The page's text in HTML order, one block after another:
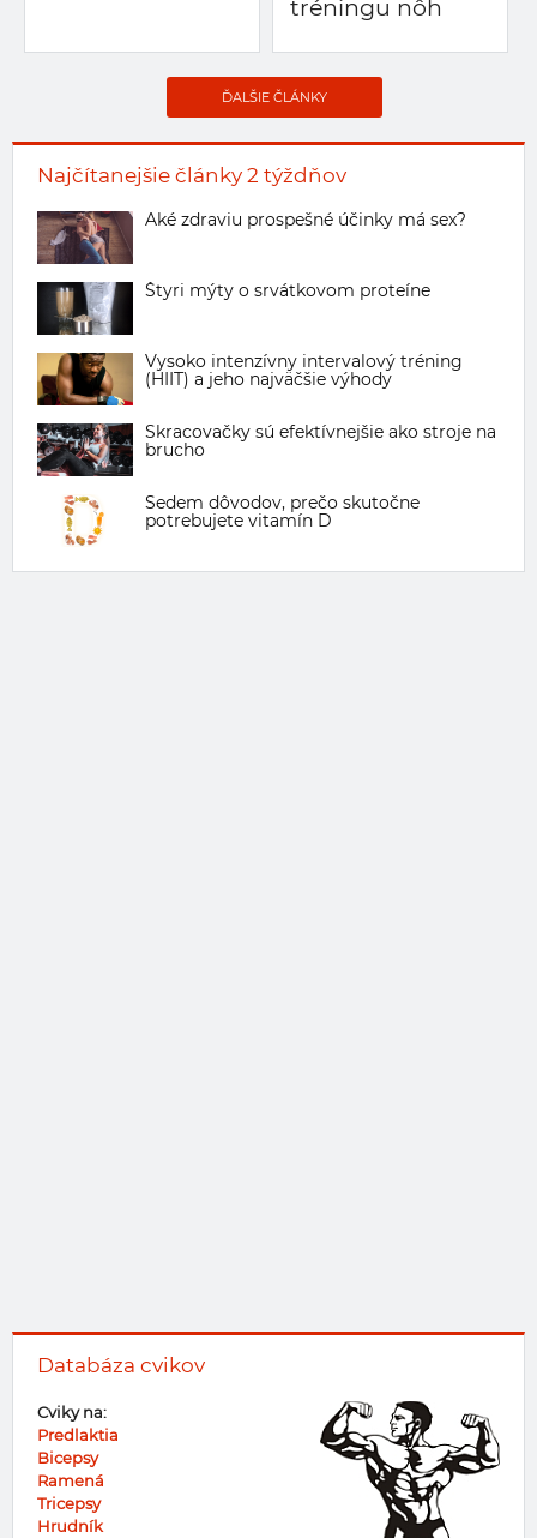
Najčítanejšie články 2 týždňov
Aké zdraviu prospešné účinky má sex?
Štyri mýty o srvátkovom proteíne
Vysoko intenzívny intervalový tréning
(HIIT) a jeho najväčšie výhody
Skracovačky sú efektívnejšie ako stroje na
brucho
Sedem dôvodov, prečo skutočne
potrebujete vitamín D
Databáza cvikov
Cviky na:
Predlaktia
Bicepsy
Ramená
Tricepsy
Hrudník
tréningu nôh
ĎALŠIE ČLÁNKY